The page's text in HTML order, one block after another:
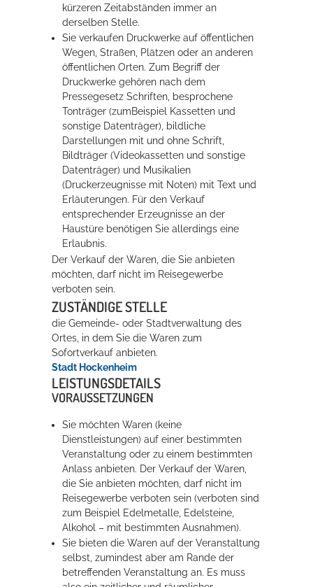
kürzeren Zeitabständen immer an
derselben Stelle.
Sie verkaufen Druckwerke auf öffentlichen
Wegen, Straßen, Plätzen oder an anderen
öffentlichen Orten. Zum Begriff der
Druckwerke gehören nach dem
Pressegesetz Schriften, besprochene
Tonträger (zumBeispiel Kassetten und
sonstige Datenträger), bildliche
Darstellungen mit und ohne Schrift,
Bildträger (Videokassetten und sonstige
Datenträger) und Musikalien
(Druckerzeugnisse mit Noten) mit Text und
Erläuterungen. Für den Verkauf
entsprechender Erzeugnisse an der
Haustüre benötigen Sie allerdings eine
Erlaubnis.
Der Verkauf der Waren, die Sie anbieten
möchten, darf nicht im Reisegewerbe
verboten sein.
ZUSTÄNDIGE STELLE
die Gemeinde- oder Stadtverwaltung des
Ortes, in dem Sie die Waren zum
Sofortverkauf anbieten.
Stadt Hockenheim
LEISTUNGSDETAILS
VORAUSSETZUNGEN
Sie möchten Waren (keine
Dienstleistungen) auf einer bestimmten
Veranstaltung oder zu einem bestimmten
Anlass anbieten. Der Verkauf der Waren,
die Sie anbieten möchten, darf nicht im
Reisegewerbe verboten sein (verboten sind
zum Beispiel Edelmetalle, Edelsteine,
Alkohol – mit bestimmten Ausnahmen).
Sie bieten die Waren auf der Veranstaltung
selbst, zumindest aber am Rande der
betreffenden Veranstaltung an. Es muss